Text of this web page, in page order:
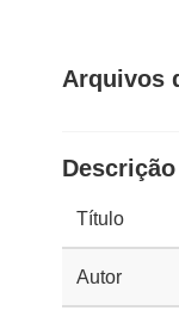
Arquivos
Título
Autor